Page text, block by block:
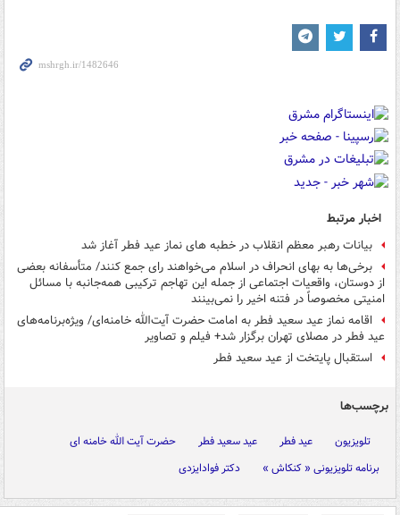
اخبار مرتبط
بیانات رهبر معظم انقلاب در خطبه های نماز عید فطر آغاز شد
برخی‌ها به بهای انحراف در اسلام می‌خواهند رای جمع کنند/ متأسفانه بعضی
از دوستان، واقعیات اجتماعی از جمله این تهاجم ترکیبی همه‌جانبه با مسائل
امنیتی مخصوصاً در فتنه اخیر را نمی‌بینند
اقامه نماز عید سعید فطر به امامت حضرت آیت‌الله خامنه‌ای/ ویژه‌برنامه‌های
عید فطر در مصلای تهران برگزار شد+ فیلم و تصاویر
استقبال پایتخت از عید سعید فطر
برچسب‌ها
تلویزیون عید فطر عید سعید فطر
حضرت آیت الله خامنه ای
برنامه تلویزیونی « کنکاش »
دکتر فوادایزدی